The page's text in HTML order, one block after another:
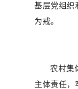
基层党组织
为戒。
农村集
主体责任，